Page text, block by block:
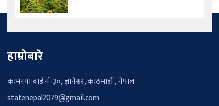
हाम्रोबारे
कामनपा वार्ड नं-३०, ज्ञानेश्वर, काठमाडौँ , नेपाल
statenepal2079@gmail.com